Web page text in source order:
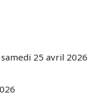
25 avril 2026